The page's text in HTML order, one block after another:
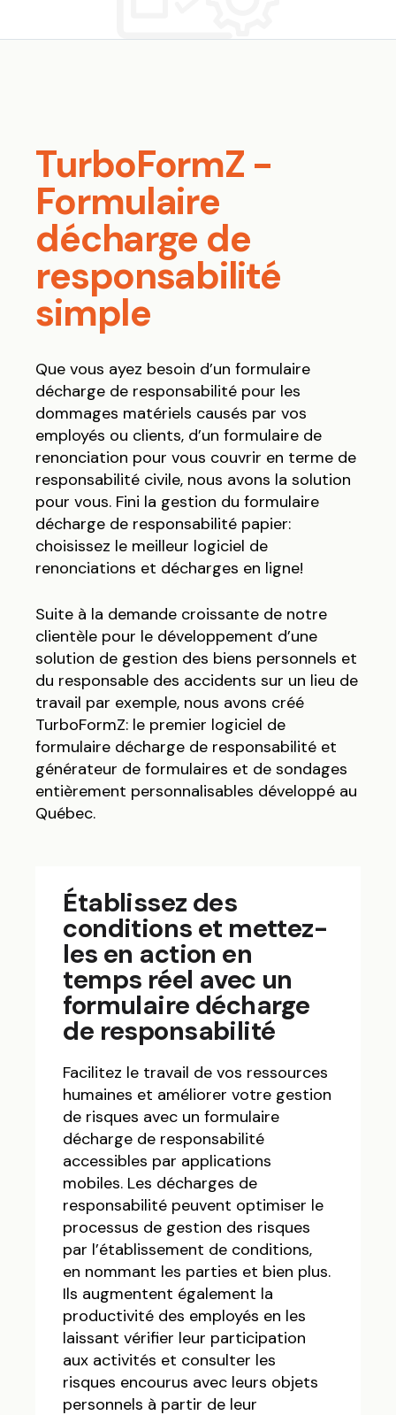
TurboFormZ -
Formulaire
décharge de
responsabilité
simple
Que vous ayez besoin d’un formulaire
décharge de responsabilité pour les
dommages matériels causés par vos
employés ou clients, d’un formulaire de
renonciation pour vous couvrir en terme de
responsabilité civile, nous avons la solution
pour vous. Fini la gestion du formulaire
décharge de responsabilité papier:
choisissez le meilleur logiciel de
renonciations et décharges en ligne!
Suite à la demande croissante de notre
clientèle pour le développement d’une
solution de gestion des biens personnels et
du responsable des accidents sur un lieu de
travail par exemple, nous avons créé
TurboFormZ: le premier logiciel de
formulaire décharge de responsabilité et
générateur de formulaires et de sondages
entièrement personnalisables développé au
Québec.
Établissez des
conditions et mettez-
les en action en
temps réel avec un
formulaire décharge
de responsabilité
Facilitez le travail de vos ressources
humaines et améliorer votre gestion
de risques avec un formulaire
décharge de responsabilité
accessibles par applications
mobiles. Les décharges de
responsabilité peuvent optimiser le
processus de gestion des risques
par l’établissement de conditions,
en nommant les parties et bien plus.
Ils augmentent également la
productivité des employés en les
laissant vérifier leur participation
aux activités et consulter les
risques encourus avec leurs objets
personnels à partir de leur